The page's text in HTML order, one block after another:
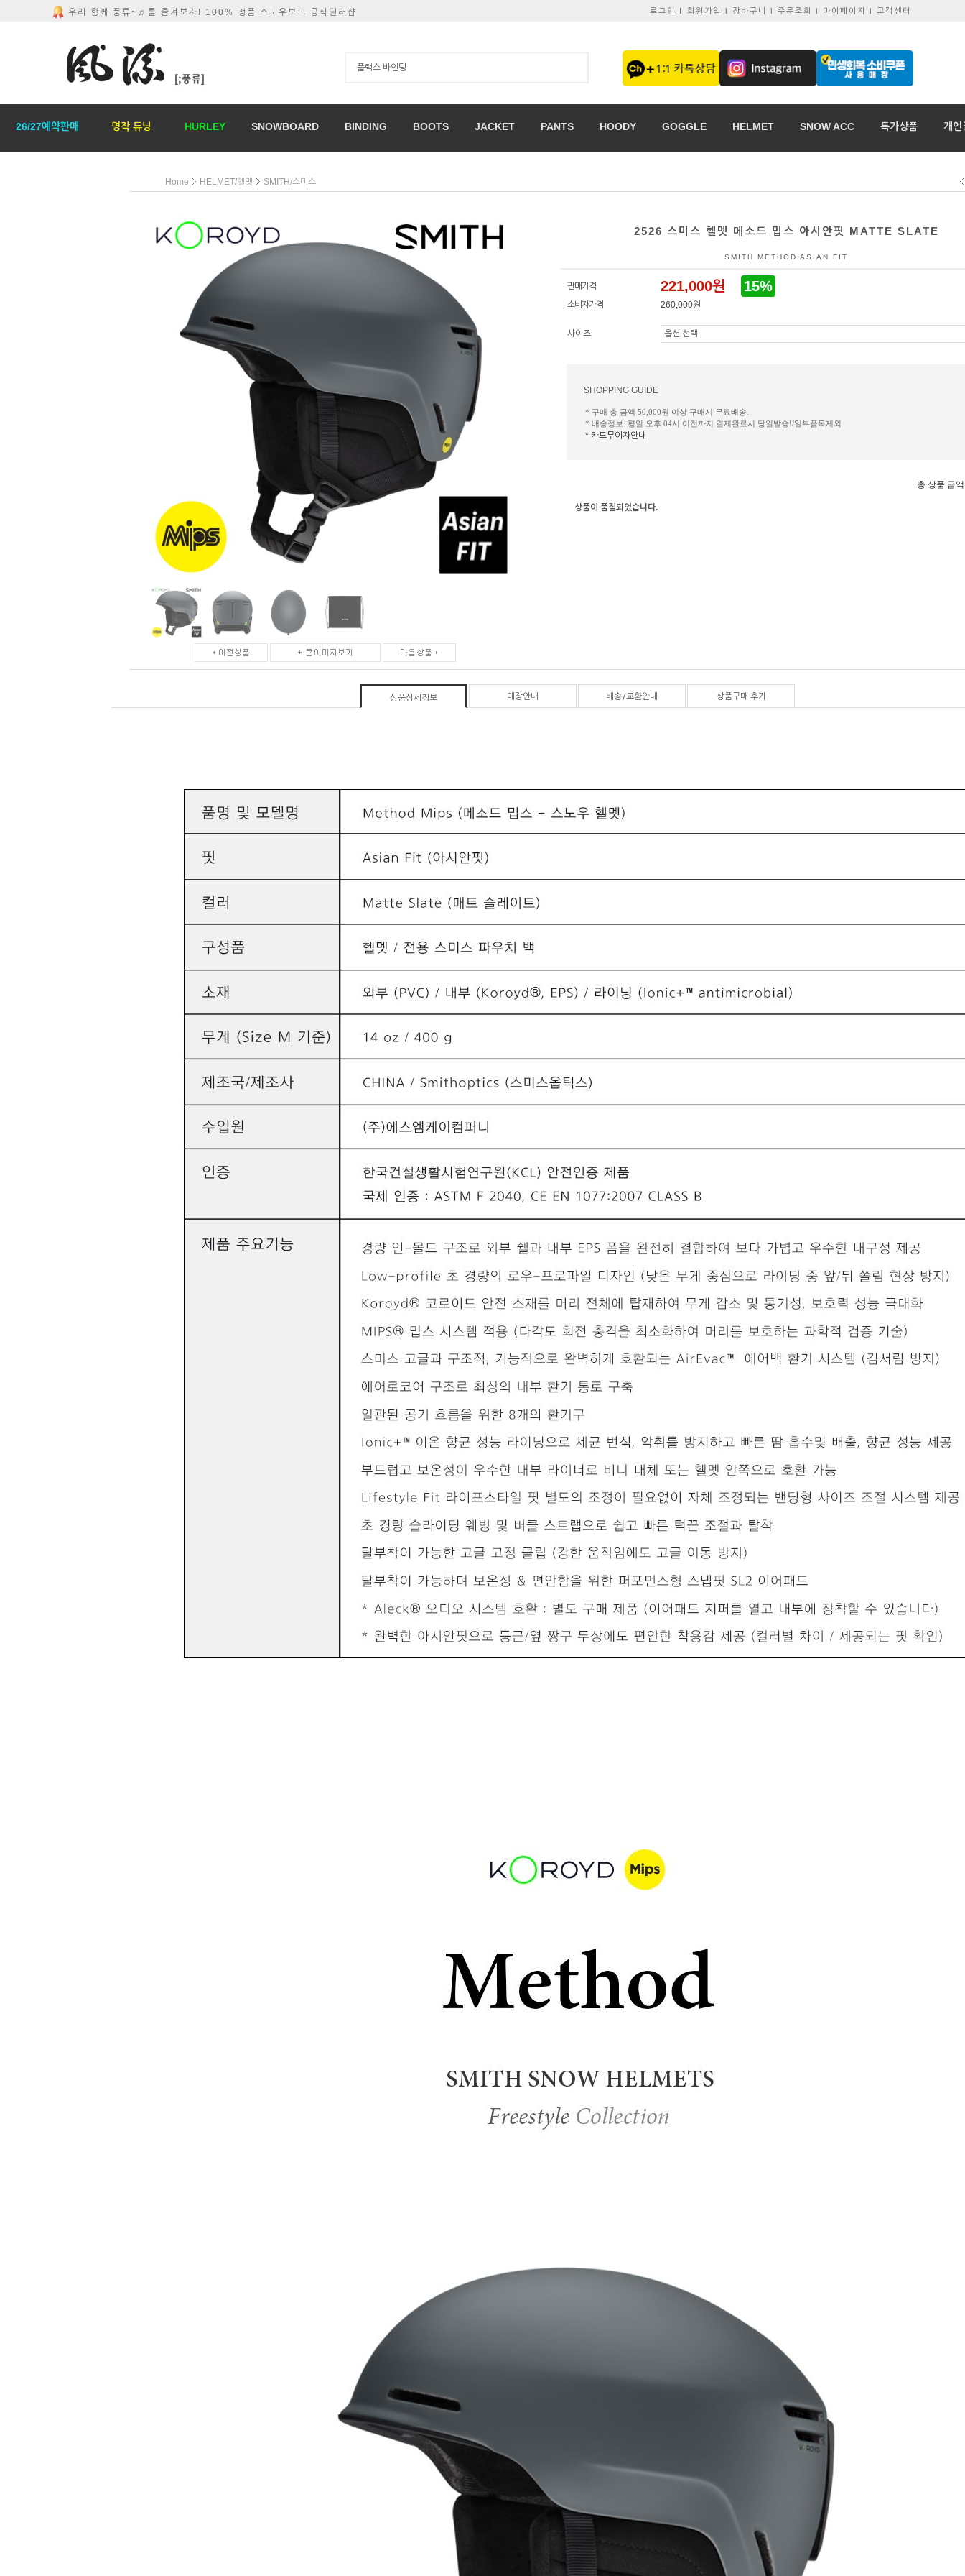
우리 함께 풍류~♬를 즐겨보자! 100% 정품 스노우보드 공식딜러샵 로그인 I 회원가입 l 장바구니 l 주문조회 l 마이페이지 l 고객센터
26/27예약판매 명작 튜닝 HURLEY SNOWBOARD BINDING BOOTS JACKET PANTS HOODY GOGGLE HELMET SNOW ACC 특가상품 개인
Home HELMET/헬멧 SMITH/스미스
2526 스미스 헬멧 메소드 밉스 아시안핏 MATTE SLATE
SMITH METHOD ASIAN FIT
판매가격 221,000원 15%
소비자가격 260,000원
사이즈
SHOPPING GUIDE
* 구매 총 금액 50,000원 이상 구매시 무료배송.
* 배송정보: 평일 오후 04시 이전까지 결제완료시 당일발송!/일부품목제외
* 카드무이자안내
총 상품 금액
상품이 품절되었습니다.
상품상세정보 매장안내 배송/교환안내 상품구매 후기